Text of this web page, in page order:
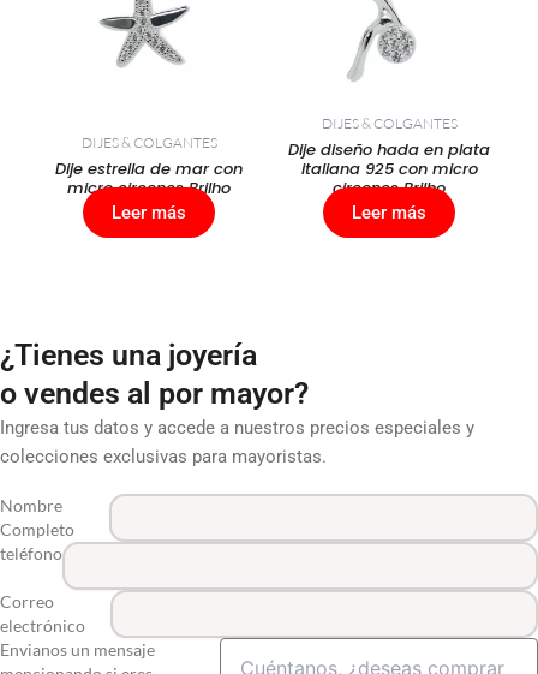
DIJES & COLGANTES
Dije estrella de mar con
micro circones Brilho
Leer más
DIJES & COLGANTES
Dije diseño hada en plata
italiana 925 con micro
circones Brilho
Leer más
¿Tienes una joyería
o vendes al por mayor?
Ingresa tus datos y accede a nuestros precios especiales y
colecciones exclusivas para mayoristas.
Nombre
Completo
teléfono
Correo
electrónico
Envianos un mensaje